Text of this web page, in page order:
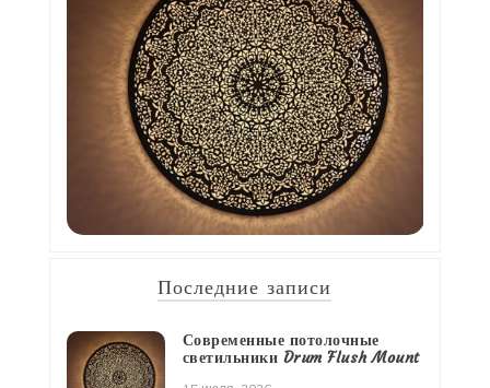
Последние записи
Современные потолочные
светильники Drum Flush Mount